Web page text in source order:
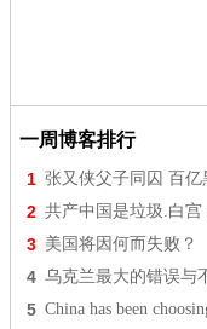
一周博客排行
1 张又侠父子同囚 百亿
2 共产中国是垃圾.白宫
3 美国将因何而失败？
4 乌克兰最大的错误与
5 China has been